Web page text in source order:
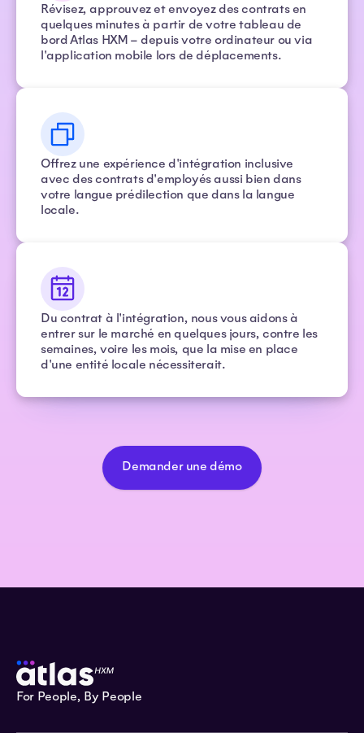
Révisez, approuvez et envoyez des contrats en
quelques minutes à partir de votre tableau de
bord Atlas HXM – depuis votre ordinateur ou via
l'application mobile lors de déplacements.
Offrez une expérience d'intégration inclusive
avec des contrats d'employés aussi bien dans
votre langue prédilection que dans la langue
locale.
Du contrat à l'intégration, nous vous aidons à
entrer sur le marché en quelques jours, contre les
semaines, voire les mois, que la mise en place
d'une entité locale nécessiterait.
Demander une démo
For People, By People